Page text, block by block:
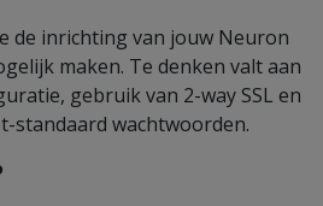
de inrichting van jouw Neuron
maken. Te denken valt aan
gebruik van 2-way SSL en
standaard wachtwoorden.